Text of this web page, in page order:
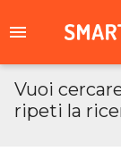
Vuoi
ripeti la